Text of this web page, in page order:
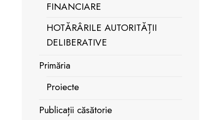
FINANCIARE
HOTĂRÂRILE AUTORITĂȚII
DELIBERATIVE
Primăria
Proiecte
Publicații căsătorie